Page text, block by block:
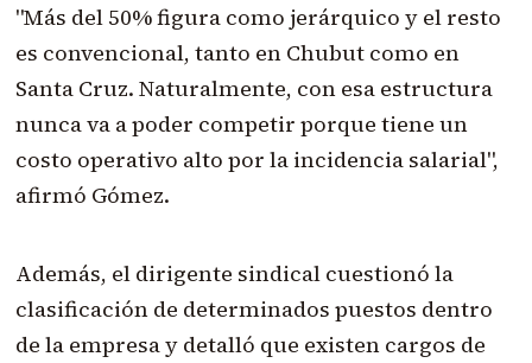
"Más del 50% figura como jerárquico y el resto
es convencional, tanto en Chubut como en
Santa Cruz. Naturalmente, con esa estructura
nunca va a poder competir porque tiene un
costo operativo alto por la incidencia salarial",
afirmó Gómez.
Además, el dirigente sindical cuestionó la
clasificación de determinados puestos dentro
de la empresa y detalló que existen cargos de